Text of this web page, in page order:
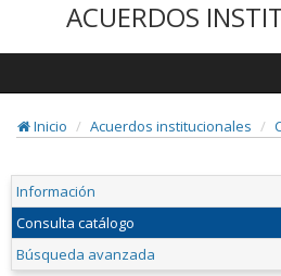
ACUERDOS
Inicio
Acuerdos institucionales
Información
Consulta catálogo
Búsqueda avanzada